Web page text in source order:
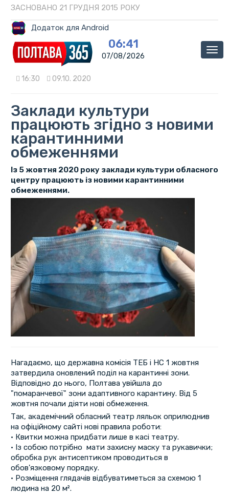
ЗАСНОВАНО 21 ГРУДНЯ 2015 РОКУ
Додаток для Android
06:41
07/08/2026
16:30 09.10. 2020
Заклади культури
працюють згідно з новими
карантинними
обмеженнями
Із 5 жовтня 2020 року заклади культури обласного
центру працюють із новими карантинними
обмеженнями.
Нагадаємо, що державна комісія ТЕБ і НС 1 жовтня
затвердила оновлений поділ на карантинні зони.
Відповідно до нього, Полтава увійшла до
"помаранчевої" зони адаптивного карантину. Від 5
жовтня почали діяти нові обмеження.
Так, академічний обласний театр ляльок оприлюднив
на офіційному сайті нові правила роботи:
• Квитки можна придбати лише в касі театру.
• Із собою потрібно мати захисну маску та рукавички;
обробка рук антисептиком проводиться в
обов'язковому порядку.
• Розміщення глядачів відбуватиметься за схемою 1
людина на 20 м².